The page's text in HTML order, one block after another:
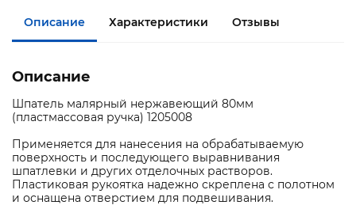
Описание Характеристики Отзывы
Описание
Шпатель малярный нержавеющий 80мм
(пластмассовая ручка) 1205008
Применяется для нанесения на обрабатываемую
поверхность и последующего выравнивания
шпатлевки и других отделочных растворов.
Пластиковая рукоятка надежно скреплена с полотном
и оснащена отверстием для подвешивания.